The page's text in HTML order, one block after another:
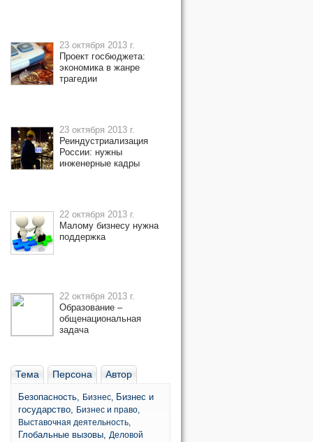
23 октября 2013 г.
Проект госбюджета:
экономика в жанре
трагедии
23 октября 2013 г.
Реиндустриализация
России: нужны
инженерные кадры
22 октября 2013 г.
Малому бизнесу нужна
поддержка
22 октября 2013 г.
Образование –
общенациональная
задача
Тема Персона Автор
Безопасность, Бизнес, Бизнес и
государство, Бизнес и право,
Выставочная деятельность,
Глобальные вызовы, Деловой